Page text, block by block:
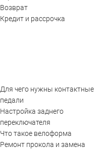
Возврат
Кредит и рассрочка
Для чего нужны контактные
педали
Настройка заднего
переключателя
Что такое велоформа
Ремонт прокола и замена